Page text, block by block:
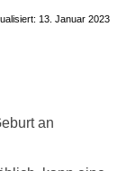
13. Januar 2023
an